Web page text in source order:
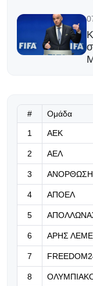
# Ομάδα
1 ΑΕΚ
2 ΑΕΛ
3 ΑΝΟΡΘΩΣΗ
4 ΑΠΟΕΛ
5
6 ΑΡΗΣ
7
8